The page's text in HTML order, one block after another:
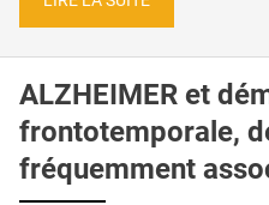
ALZHEIMER et
frontotemporale,
fréquemment